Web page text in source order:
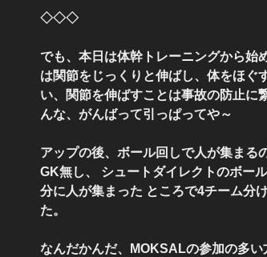
◇◇◇
でも、本日は体幹トレーニングから
は関節をじっくりと伸ばし、体をほぐ
い、関節を伸ばすことは事故の防止に
んな、がんばって引っぱってや～
アップの後、ボール回しで人が集まる
GK無し、 シュートダイレクトのボー
分に人が集まった ところで4チーム分
た。
なんだかんだ、MOKSALの参加の多い